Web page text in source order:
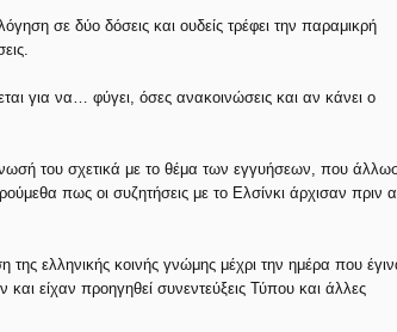
σε δύο δόσεις και ουδείς τρέφει την παραμικρή
για να… φύγει, όσες ανακοινώσεις και αν κάνει ο
του σχετικά με το θέμα των εγγυήσεων, που
πως οι συζητήσεις με το Ελσίνκι άρχισαν πριν
ελληνικής κοινής γνώμης μέχρι την ημέρα που
και είχαν προηγηθεί συνεντεύξεις Τύπου και άλλες